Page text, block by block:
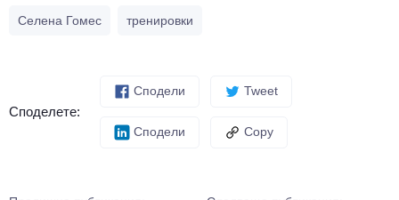
Селена Гомес тренировки
Споделете:
Сподели Tweet
Сподели Copy